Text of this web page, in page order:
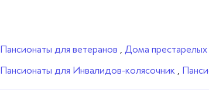
Пансионаты для ветеранов
Дома престарелых
Пансионаты для Инвалидов-колясочник